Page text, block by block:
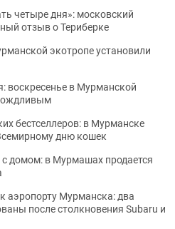
четыре дня»: московский
отзыв о Териберке
экотропе установили
воскресенье в Мурманской
бестселлеров: в Мурманске
дню кошек
домом: в Мурмашах продается
аэропорту Мурманска: два
после столкновения Subaru и